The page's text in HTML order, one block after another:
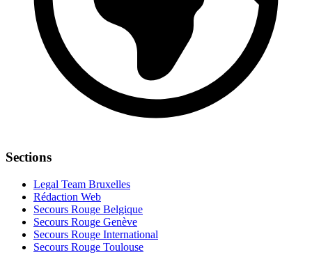
Sections
Legal Team Bruxelles
Rédaction Web
Secours Rouge Belgique
Secours Rouge Genève
Secours Rouge International
Secours Rouge Toulouse